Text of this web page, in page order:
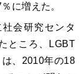
に増えた。
会研究センタ
ところ、LGBT
は、2010年の18